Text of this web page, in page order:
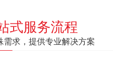
式服务流程
求，提供专业解决方案